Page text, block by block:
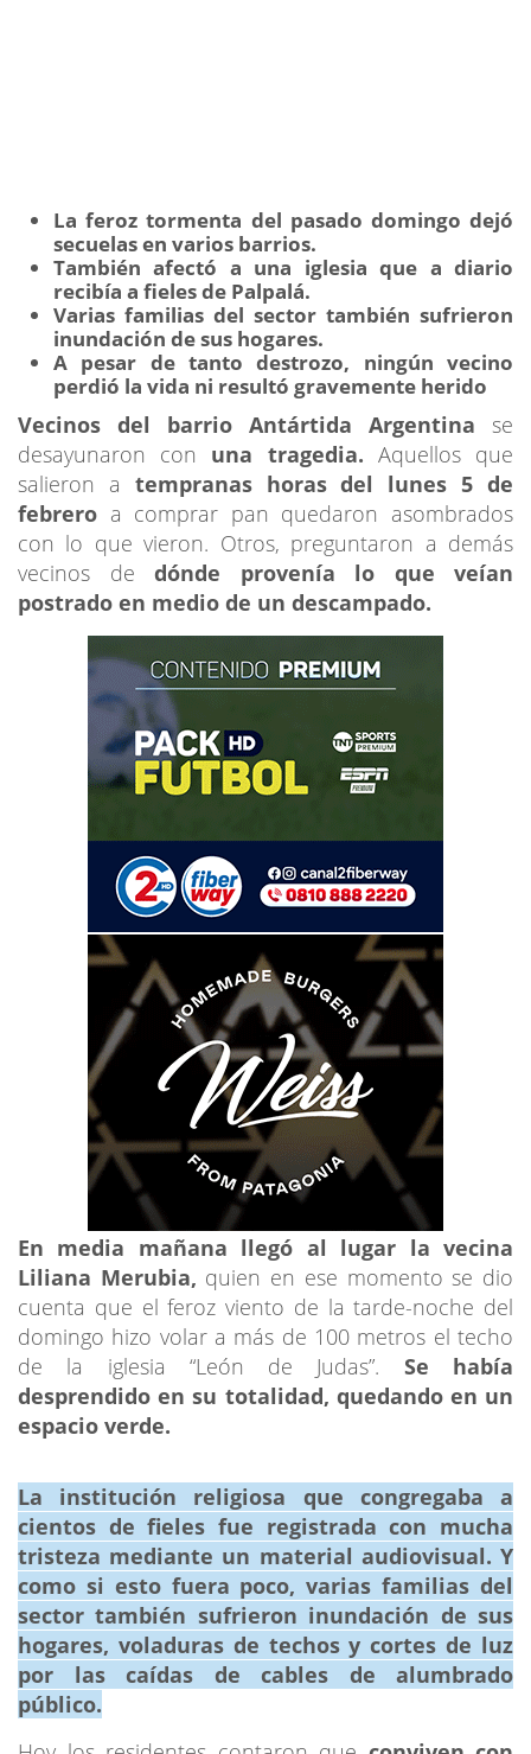
La feroz tormenta del pasado domingo dejó
secuelas en varios barrios.
También afectó a una iglesia que a diario
recibía a fieles de Palpalá.
Varias familias del sector también sufrieron
inundación de sus hogares.
A pesar de tanto destrozo, ningún vecino
perdió la vida ni resultó gravemente herido
Vecinos del barrio Antártida Argentina se
desayunaron con una tragedia. Aquellos que
salieron a tempranas horas del lunes 5 de
febrero a comprar pan quedaron asombrados
con lo que vieron. Otros, preguntaron a demás
vecinos de dónde provenía lo que veían
postrado en medio de un descampado.
En media mañana llegó al lugar la vecina
Liliana Merubia, quien en ese momento se dio
cuenta que el feroz viento de la tarde-noche del
domingo hizo volar a más de 100 metros el techo
de la iglesia “León de Judas”. Se había
desprendido en su totalidad, quedando en un
espacio verde.
La institución religiosa que congregaba a
cientos de fieles fue registrada con mucha
tristeza mediante un material audiovisual. Y
como si esto fuera poco, varias familias del
sector también sufrieron inundación de sus
hogares, voladuras de techos y cortes de luz
por las caídas de cables de alumbrado
público.